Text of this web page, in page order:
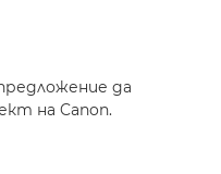
да
на Canon.